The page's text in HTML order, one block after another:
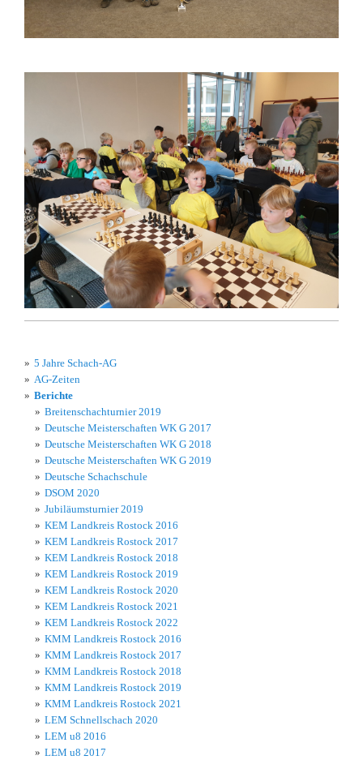
5 Jahre Schach-AG
AG-Zeiten
Berichte
Breitenschachturnier 2019
Deutsche Meisterschaften WK G 2017
Deutsche Meisterschaften WK G 2018
Deutsche Meisterschaften WK G 2019
Deutsche Schachschule
DSOM 2020
Jubiläumsturnier 2019
KEM Landkreis Rostock 2016
KEM Landkreis Rostock 2017
KEM Landkreis Rostock 2018
KEM Landkreis Rostock 2019
KEM Landkreis Rostock 2020
KEM Landkreis Rostock 2021
KEM Landkreis Rostock 2022
KMM Landkreis Rostock 2016
KMM Landkreis Rostock 2017
KMM Landkreis Rostock 2018
KMM Landkreis Rostock 2019
KMM Landkreis Rostock 2021
LEM Schnellschach 2020
LEM u8 2016
LEM u8 2017